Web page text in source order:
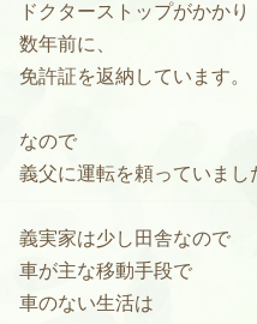
ドクターストップがかかり
数年前に、
免許証を返納しています。
なので
義父に運転を頼っていまし
義実家は少し田舎なので
車が主な移動手段で
車のない生活は